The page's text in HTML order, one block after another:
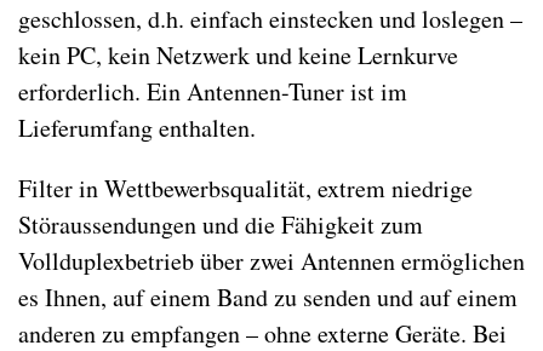
geschlossen, d.h. einfach einstecken und loslegen –
kein PC, kein Netzwerk und keine Lernkurve
erforderlich. Ein Antennen-Tuner ist im
Lieferumfang enthalten.
Filter in Wettbewerbsqualität, extrem niedrige
Störaussendungen und die Fähigkeit zum
Vollduplexbetrieb über zwei Antennen ermöglichen
es Ihnen, auf einem Band zu senden und auf einem
anderen zu empfangen – ohne externe Geräte. Bei